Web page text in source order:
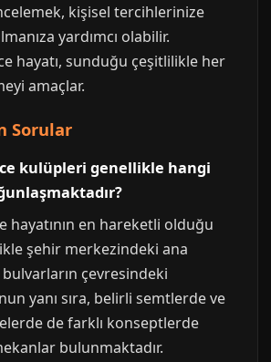
kişisel tercihlerinize
yardımcı olabilir.
hayatı, sunduğu çeşitlilikle her
amaçlar.
Sorular
kulüpleri genellikle hangi
hayatının en hareketli olduğu
şehir merkezindeki ana
çevresindeki
yanı sıra, belirli semtlerde ve
de farklı konseptlerde
bulunmaktadır.